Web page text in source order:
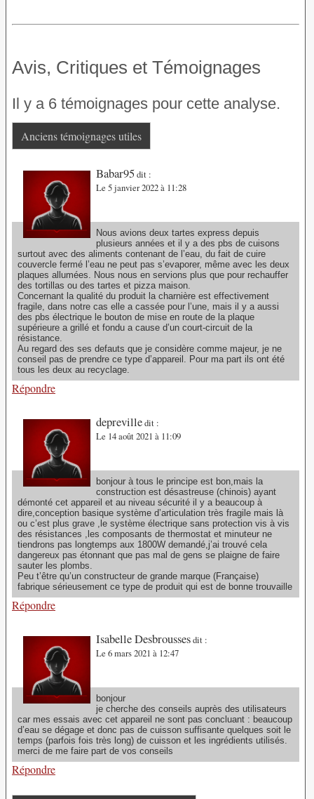
Avis, Critiques et Témoignages
Il y a 6 témoignages pour cette analyse.
Anciens témoignages utiles
Babar95dit :
Le 5 janvier 2022 à 11:28
Nous avions deux tartes express depuis
plusieurs années et il y a des pbs de cuisons
surtout avec des aliments contenant de l’eau, du fait de cuire
couvercle fermé l’eau ne peut pas s’evaporer, même avec les deux
plaques allumées. Nous nous en servions plus que pour rechauffer
des tortillas ou des tartes et pizza maison.
Concernant la qualité du produit la charnière est effectivement
fragile, dans notre cas elle a cassée pour l’une, mais il y a aussi
des pbs électrique le bouton de mise en route de la plaque
supérieure a grillé et fondu a cause d’un court-circuit de la
résistance.
Au regard des ses defauts que je considère comme majeur, je ne
conseil pas de prendre ce type d’appareil. Pour ma part ils ont été
tous les deux au recyclage.
Répondre
deprevilledit :
Le 14 août 2021 à 11:09
bonjour à tous le principe est bon,mais la
construction est désastreuse (chinois) ayant
démonté cet appareil et au niveau sécurité il y a beaucoup à
dire,conception basique système d’articulation très fragile mais là
ou c’est plus grave ,le système électrique sans protection vis à vis
des résistances ,les composants de thermostat et minuteur ne
tiendrons pas longtemps aux 1800W demandé,j’ai trouvé cela
dangereux pas étonnant que pas mal de gens se plaigne de faire
sauter les plombs.
Peu t’être qu’un constructeur de grande marque (Française)
fabrique sérieusement ce type de produit qui est de bonne trouvaille
Répondre
Isabelle Desbroussesdit :
Le 6 mars 2021 à 12:47
bonjour
je cherche des conseils auprès des utilisateurs
car mes essais avec cet appareil ne sont pas concluant : beaucoup
d’eau se dégage et donc pas de cuisson suffisante quelques soit le
temps (parfois fois très long) de cuisson et les ingrédients utilisés.
merci de me faire part de vos conseils
Répondre